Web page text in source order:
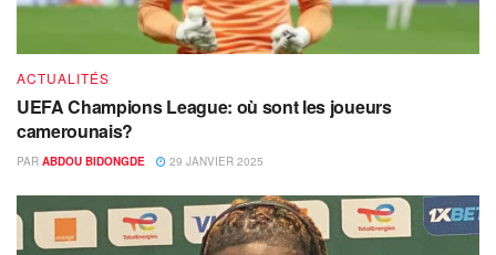
ACTUALITÉS
UEFA Champions League: où sont les joueurs
camerounais?
PAR ABDOU BIDONGDE 29 JANVIER 2025